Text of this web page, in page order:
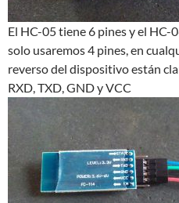
El HC-05 tiene 6 pines y el HC-
solo usaremos 4 pines, en
reverso del dispositivo están
RXD, TXD, GND y VCC